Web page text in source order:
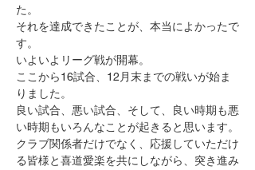
た。
それを達成できたことが、本当によかったで
す。
いよいよリーグ戦が開幕。
ここから16試合、12月末までの戦いが始ま
りました。
良い試合、悪い試合、そして、良い時期も悪
い時期もいろんなことが起きると思います。
クラブ関係者だけでなく、応援していただけ
る皆様と喜道愛楽を共にしながら、突き進み